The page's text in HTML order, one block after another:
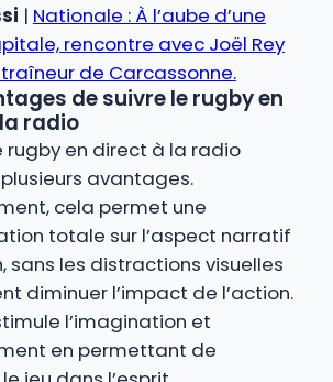
| Nationale : À l’aube d’une
rencontre avec Joël Rey
de Carcassonne.
de suivre le rugby en
radio
rugby en direct à la radio
avantages.
cela permet une
totale sur l’aspect narratif
sans les distractions visuelles
diminuer l’impact de l’action.
l’imagination et
en permettant de